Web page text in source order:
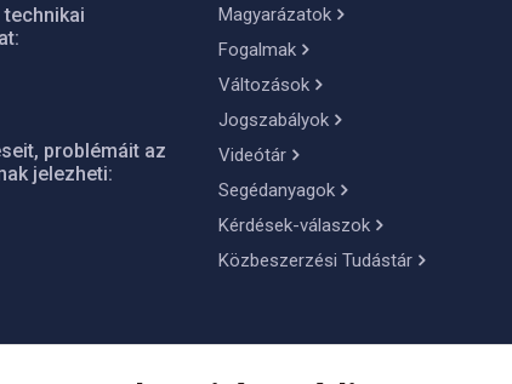
problémáit az
jelezheti:
Magyarázatok
Fogalmak
Változások
Jogszabályok
Videótár
Segédanyagok
Kérdések-válaszok
Közbeszerzési Tudástár